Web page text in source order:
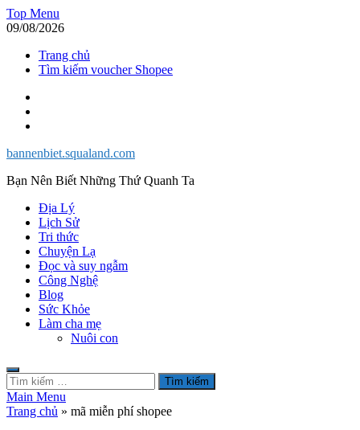
Skip
to
Top Menu
09/08/2026
Trang chủ
Tìm kiếm voucher Shopee
bannenbiet.squaland.com
Bạn Nên Biết Những Thứ Quanh Ta
Địa Lý
Lịch Sử
Tri thức
Chuyện Lạ
Đọc và suy ngẫm
Công Nghệ
Blog
Sức Khỏe
Làm cha mẹ
Nuôi con
Tìm
kiếm
cho:
Main Menu
Trang chủ » mã miễn phí shopee